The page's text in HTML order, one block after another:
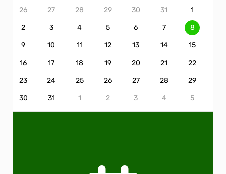
26 27 28 29 30 31 1
2 3 4 5 6 7 8
9 10 11 12 13 14 15
16 17 18 19 20 21 22
23 24 25 26 27 28 29
30 31 1 2 3 4 5